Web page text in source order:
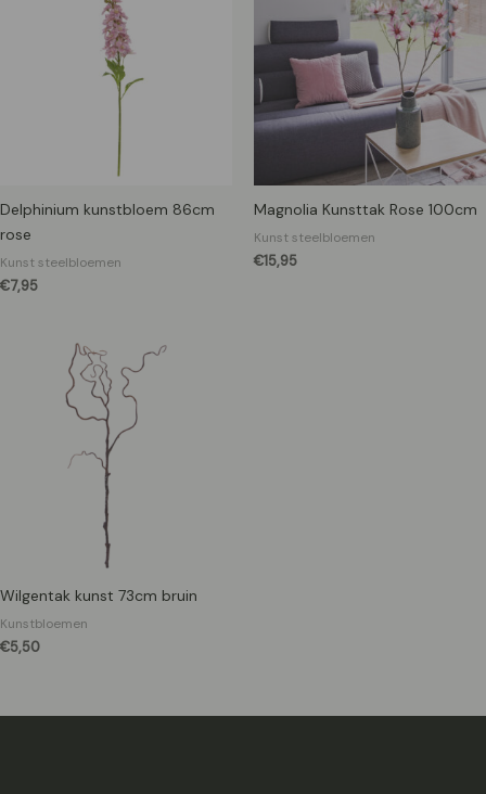
Delphinium kunstbloem 86cm
rose
Kunst steelbloemen
€7,95
Magnolia Kunsttak Rose 100cm
Kunst steelbloemen
€15,95
Wilgentak kunst 73cm bruin
Kunstbloemen
€5,50